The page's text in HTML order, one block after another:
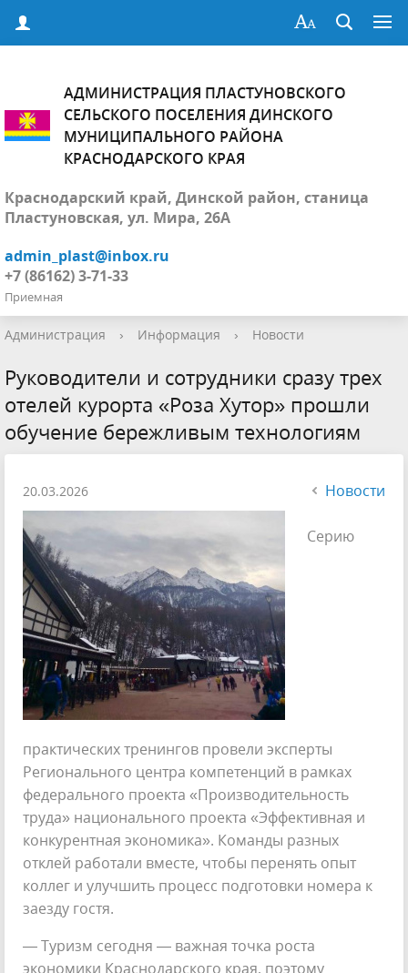
АДМИНИСТРАЦИЯ ПЛАСТУНОВСКОГО
СЕЛЬСКОГО ПОСЕЛЕНИЯ ДИНСКОГО
МУНИЦИПАЛЬНОГО РАЙОНА
КРАСНОДАРСКОГО КРАЯ
Краснодарский край, Динской район, станица
Пластуновская, ул. Мира, 26А
admin_plast@inbox.ru
+7 (86162) 3-71-33
Приемная
Администрация › Информация › Новости
Руководители и сотрудники сразу трех
отелей курорта «Роза Хутор» прошли
обучение бережливым технологиям
20.03.2026 Новости
Серию
практических тренингов провели эксперты
Регионального центра компетенций в рамках
федерального проекта «Производительность
труда» национального проекта «Эффективная и
конкурентная экономика». Команды разных
отклей работали вместе, чтобы перенять опыт
коллег и улучшить процесс подготовки номера к
заезду гостя.
— Туризм сегодня — важная точка роста
экономики Краснодарского края, поэтому